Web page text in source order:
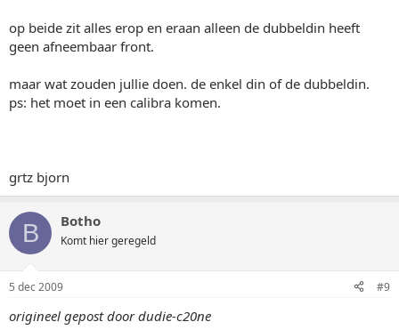
op beide zit alles erop en eraan alleen de dubbeldin heeft
geen afneembaar front.
maar wat zouden jullie doen. de enkel din of de dubbeldin.
ps: het moet in een calibra komen.
grtz bjorn
B Botho
Komt hier geregeld
5 dec 2009 #9
origineel gepost door dudie-c20ne